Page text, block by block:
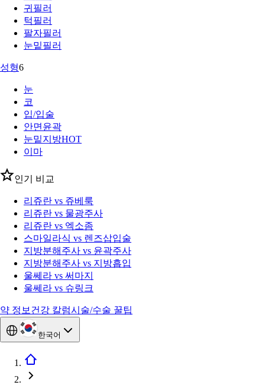
귀필러
턱필러
팔자필러
눈밑필러
성형6
눈
코
입/입술
안면윤곽
눈밑지방HOT
이마
인기 비교
리쥬란 vs 쥬베룩
리쥬란 vs 물광주사
리쥬란 vs 엑소좀
스마일라식 vs 렌즈삽입술
지방분해주사 vs 윤곽주사
지방분해주사 vs 지방흡입
울쎄라 vs 써마지
울쎄라 vs 슈링크
약 정보 건강 칼럼시술/수술 꿀팁
한국어